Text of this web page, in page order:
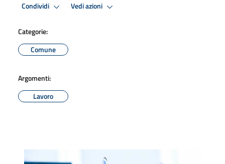
Condividi Vedi azioni
Categorie:
Comune
Argomenti:
Lavoro